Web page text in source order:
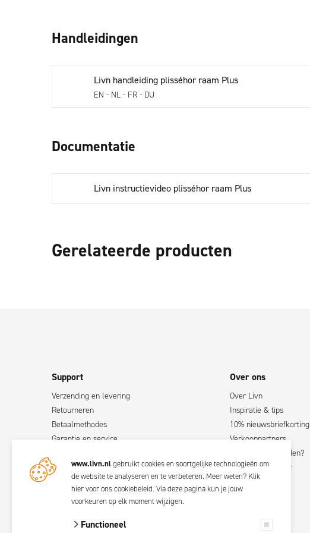
Handleidingen
Livn handleiding plisséhor raam Plus
EN - NL - FR - DU
Documentatie
Livn instructievideo plisséhor raam Plus
Gerelateerde producten
Support
Verzending en levering
Retourneren
Betaalmethodes
Garantie en service
Contact
Handleidingen
Ingebruikstelling pelletkachels
Over ons
Over Livn
Inspiratie & tips
10% nieuwsbriefkorting
Verkooppartners
Verkooppunt worden?
Word Livnfluencer
www.livn.nlgebruikt cookies en soortgelijke technologieën om
de website te analyseren en te verbeteren. Meer weten? Klik
hier voor ons cookiebeleid. Viadeze pagina kun je jouw
voorkeuren op elk moment wijzigen.
Functioneel